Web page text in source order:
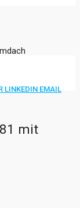
LINKEDIN EMAIL
mit